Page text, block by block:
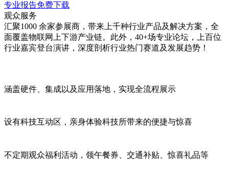
专业报告免费下载
观众服务
汇聚1000 余家参展商，带来上千种行业产品及解决方案，全
面覆盖物联网上下游产业链。此外，40+场专业论坛，上百位
行业嘉宾登台演讲，深度剖析行业热门赛道及发展趋势！
涵盖硬件、集成以及应用落地，实现全流程展示
设有科技互动区 ，亲身体验科技所带来的便捷与惊喜
不定期观众福利活动 ，领午餐券、交通补贴、惊喜礼品等